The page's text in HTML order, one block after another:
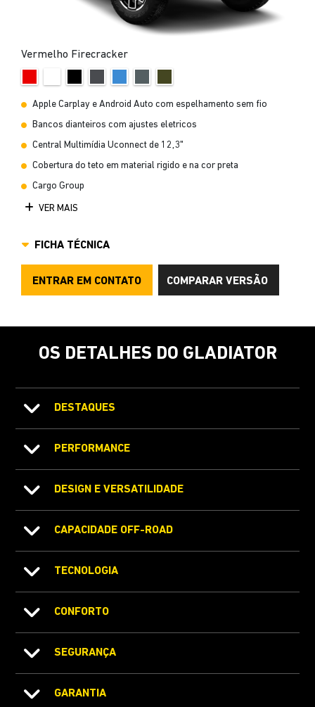
Vermelho Firecracker
Apple Carplay e Android Auto com espelhamento sem fio
Bancos dianteiros com ajustes eletricos
Central Multimídia Uconnect de 12,3"
Cobertura do teto em material rigido e na cor preta
Cargo Group
VER MAIS
FICHA TÉCNICA
ENTRAR EM CONTATO COMPARAR VERSÃO
OS DETALHES DO GLADIATOR
DESTAQUES
PERFORMANCE
DESIGN E VERSATILIDADE
CAPACIDADE OFF-ROAD
TECNOLOGIA
CONFORTO
SEGURANÇA
GARANTIA